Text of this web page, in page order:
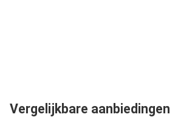
Vergelijkbare aanbiedingen